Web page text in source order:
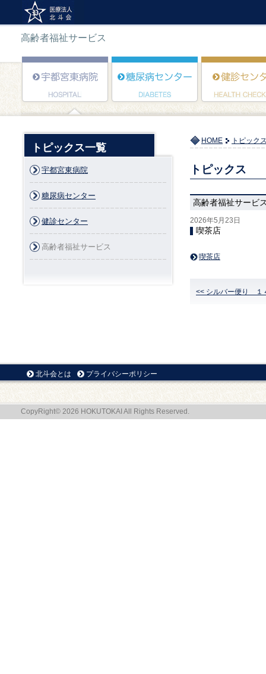
高齢者福祉サービス
HOME トピック
トピックス
高齢者福祉サービ
2026年5月23日
喫茶店
喫茶店
<< シルバー便り １
トピックス一覧
宇都宮東病院
糖尿病センター
健診センター
高齢者福祉サービス
北斗会とは プライバシーポリシー
CopyRight© 2026 HOKUTOKAI All Rights Reserved.